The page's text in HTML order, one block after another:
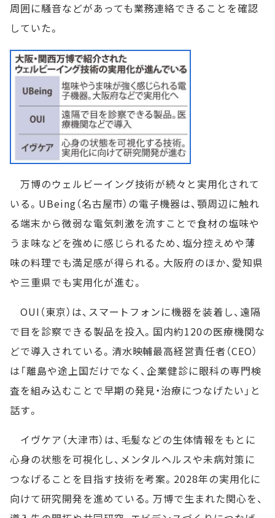
周囲に騒音などがあっても業務連絡できることを確認
していた。
万博のウェルビーイング技術が続々と実用化されて
いる。UBeing（名古屋市）の電子機器は、顎周辺に触れ
る端末から微弱な電気刺激を流すことで食材の塩味や
うま味などを強めに感じられるため、塩分控えめや薄
味の料理でも満足感が得られる。大阪府のほか、愛知県
や三重県でも実用化が進む。
OUI（東京）は、スマートフォンに機器を装着し、遠隔
で目を診察できる製品を投入。国内約120の医療機関な
どで導入されている。清水映輔最高経営責任者（CEO）
は「離島や途上国だけでなく、企業健診に眼科の専門検
査を組み込むことで早期の発見・治療につなげたい」と
話す。
イヴケア（大津市）は、毛髪などの生体情報をもとに
心身の状態を可視化し、メンタルヘルスや未病対策に
つなげることを目指す技術を考案。2028年の実用化に
向けて研究開発を進めている。万博で生まれた関心を、